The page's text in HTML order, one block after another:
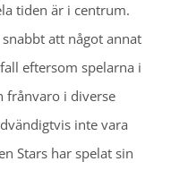
tiden är i centrum.
att något annat
eftersom spelarna i
frånvaro i diverse
inte vara
Stars har spelat sin